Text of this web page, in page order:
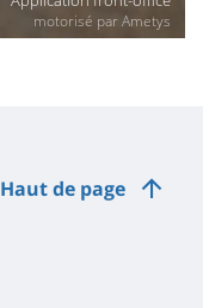
Haut de page